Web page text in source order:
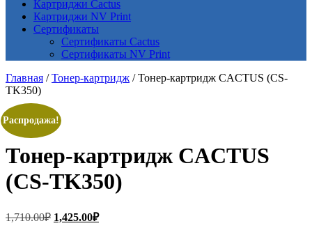
Картриджи Cactus
Картриджи NV Print
Сертификаты
Сертификаты Cactus
Сертификаты NV Print
Главная /Тонер-картридж / Тонер-картридж CACTUS (CS-
TK350)
Распродажа!
Тонер-картридж CACTUS
(CS-TK350)
1,710.00₽ Первоначальная
1,425.00₽Текущая